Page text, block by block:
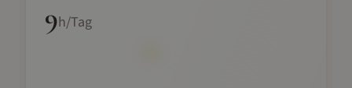
9h/Tag